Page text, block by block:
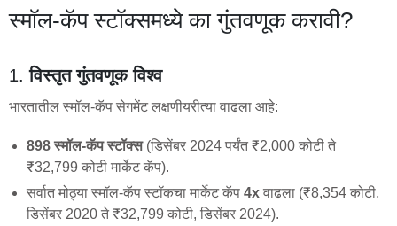
स्मॉल-कॅप स्टॉक्समध्ये का गुंतवणूक करावी?
1.विस्तृत गुंतवणूक विश्व
भारतातील स्मॉल-कॅप सेगमेंट लक्षणीयरीत्या वाढला आहे:
898 स्मॉल-कॅप स्टॉक्स(डिसेंबर 2024 पर्यंत ₹2,000 कोटी ते
₹32,799 कोटी मार्केट कॅप).
सर्वात मोठ्या स्मॉल-कॅप स्टॉकचा मार्केट कॅप 4x वाढला (₹8,354 कोटी,
डिसेंबर 2020 ते ₹32,799 कोटी, डिसेंबर 2024).